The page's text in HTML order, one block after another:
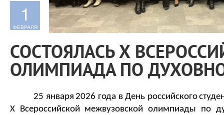
1
ФЕВРАЛЯ
СОСТОЯЛАСЬ Х
ОЛИМПИАДА ПО
25 января 2026 года в День российского
Х Всероссийской межвузовской олимпиады по